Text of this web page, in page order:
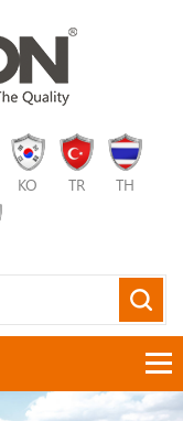
KO TR TH